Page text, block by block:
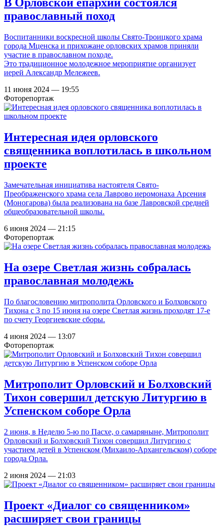
В Орловской епархии состоялся
православный поход
Воспитанники воскресной школы Свято-Троицкого храма
города Мценска и прихожане орловских храмов приняли
участие в православном походе.
Это традиционное молодежное мероприятие организует
иерей Александр Мележеев.
11 июня 2024 — 19:55
Фоторепортаж
Интересная идея орловского
священника воплотилась в школьном
проекте
Замечательная инициатива настоятеля Свято-
Преображенского храма села Лаврово иеромонаха Арсения
(Моногарова) была реализована на базе Лавровской средней
общеобразовательной школы.
6 июня 2024 — 21:15
Фоторепортаж
На озере Светлая жизнь собралась
православная молодежь
По благословению митрополита Орловского и Болховского
Тихона с 3 по 15 июня на озере Светлая жизнь проходят 17-е
по счету Георгиевские сборы.
4 июня 2024 — 13:07
Фоторепортаж
Митрополит Орловский и Болховский
Тихон совершил детскую Литургию в
Успенском соборе Орла
2 июня, в Неделю 5-ю по Пасхе, о самаряныне, Митрополит
Орловский и Болховский Тихон совершил Литургию с
участием детей в Успенском (Михаило-Архангельском) соборе
города Орла.
2 июня 2024 — 21:03
Проект «Диалог со священником»
расширяет свои границы